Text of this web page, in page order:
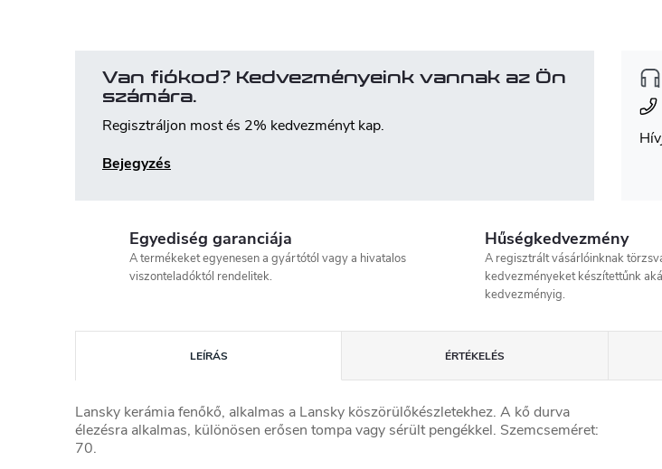
Van fiókod? Kedvezményeink vannak az Ön
számára.
Regisztráljon most és 2% kedvezményt kap.
Bejegyzés
Egyediség garanciája
A termékeket egyenesen a gyártótól vagy a hivatalos
viszonteladóktól rendelitek.
Hűségkedvezmény
A regisztrált vásárlóinknak
kedvezményeket készítettűnk
kedvezményig.
LEÍRÁS ÉRTÉKELÉS
Lansky kerámia fenőkő, alkalmas a Lansky köszörülőkészletekhez. A kő durva
élezésra alkalmas, különösen erősen tompa vagy sérült pengékkel. Szemcseméret:
70.